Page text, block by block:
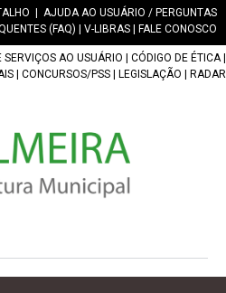
AJUDA AO USUÁRIO / PERGUNTAS
(FAQ)
V-LIBRAS FALE CONOSCO
SERVIÇOS AO USUÁRIO CÓDIGO DE ÉTICA|
CONCURSOS/PSS LEGISLAÇÃO RADAR